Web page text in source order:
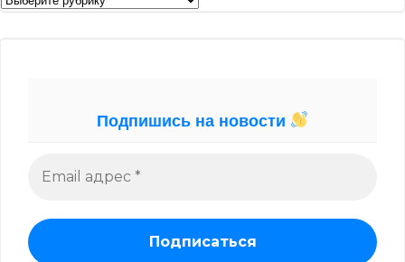
Подпишись на новости